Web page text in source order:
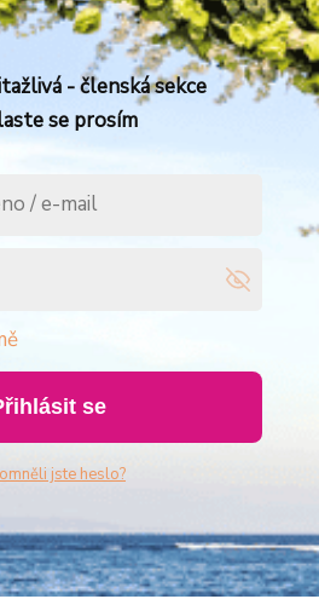
- členská sekce
se prosím
se
jste heslo?